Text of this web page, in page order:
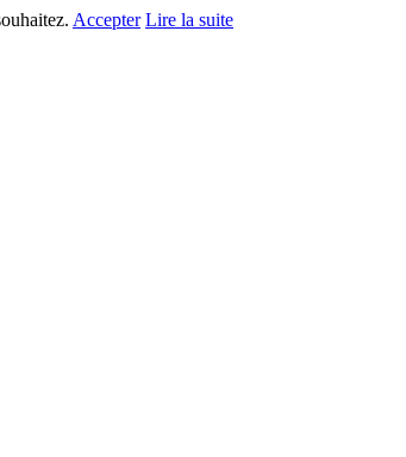
Accepter Lire la suite